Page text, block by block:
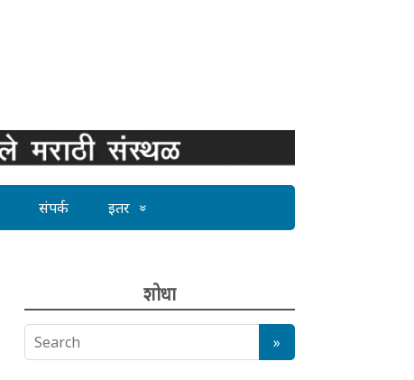
संपर्क इतर
शोधा